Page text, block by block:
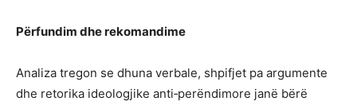
Përfundim dhe rekomandime
Analiza tregon se dhuna verbale, shpifjet pa argumente
dhe retorika ideologjike anti‑perëndimore janë bërë